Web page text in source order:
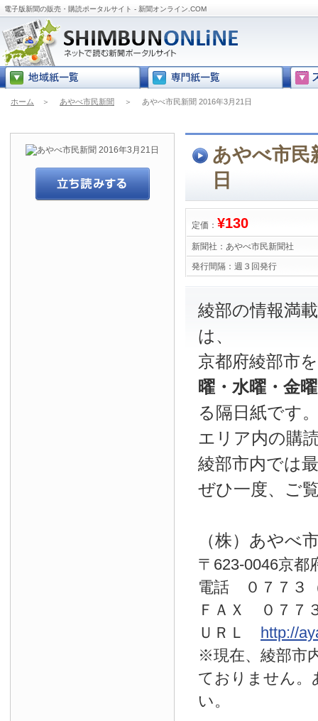
電子版新聞の販売・購読ポータルサイト - 新聞オンライン.COM
ホーム ＞ あやべ市民新聞 ＞ あやべ市民新聞 2016年3月21日
あやべ市民
日
定価： ¥130
新聞社： あやべ市民新聞社
発行間隔： 週３回発行
綾部の情報
は、
京都府綾部市
曜・水曜・金
る隔日紙です
エリア内の購
綾部市内では
ぜひ一度、ご
（株）あやべ
〒623-0046京都
電話 ０７７
ＦＡＸ ０７７
ＵＲＬ http://
※現在、綾部市
ておりません。
い。